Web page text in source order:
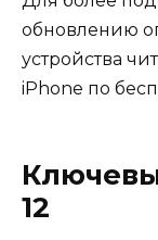
обновлению
устройства
iPhone по
12